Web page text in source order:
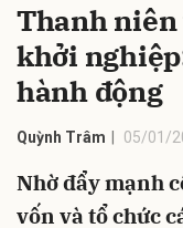
Thanh niên
khởi
hành động
Quỳnh Trâm 05/01/
Nhờ đẩy mạnh
vốn và tổ chức